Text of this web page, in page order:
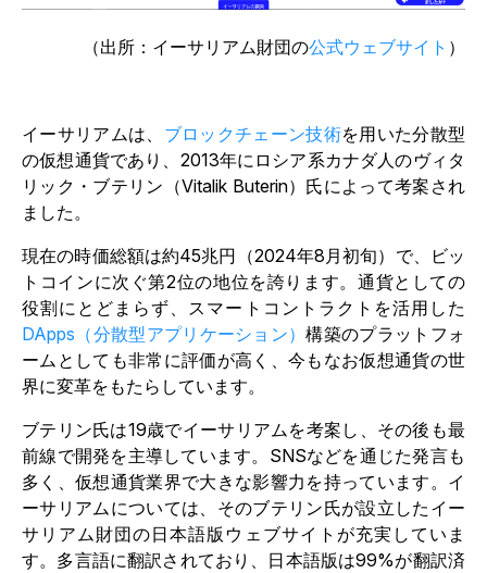
（出所：イーサリアム財団の公式ウェブサイト ）
イーサリアムは、 ブロックチェーン技術を用いた分散型
の仮想通貨であり、2013年にロシア系カナダ人のヴィタ
リック・ブテリン（Vitalik Buterin）氏によって考案され
ました。
現在の時価総額は約45兆円（2024年8月初旬）で、ビッ
トコインに次ぐ第2位の地位を誇ります。通貨としての
役割にとどまらず、スマートコントラクトを活用した
DApps（分散型アプリケーション）構築のプラットフォ
ームとしても非常に評価が高く、今もなお仮想通貨の世
界に変革をもたらしています。
ブテリン氏は19歳でイーサリアムを考案し、その後も最
前線で開発を主導しています。SNSなどを通じた発言も
多く、仮想通貨業界で大きな影響力を持っています。イ
ーサリアムについては、そのブテリン氏が設立したイー
サリアム財団の日本語版ウェブサイトが充実していま
す。多言語に翻訳されており、日本語版は99%が翻訳済